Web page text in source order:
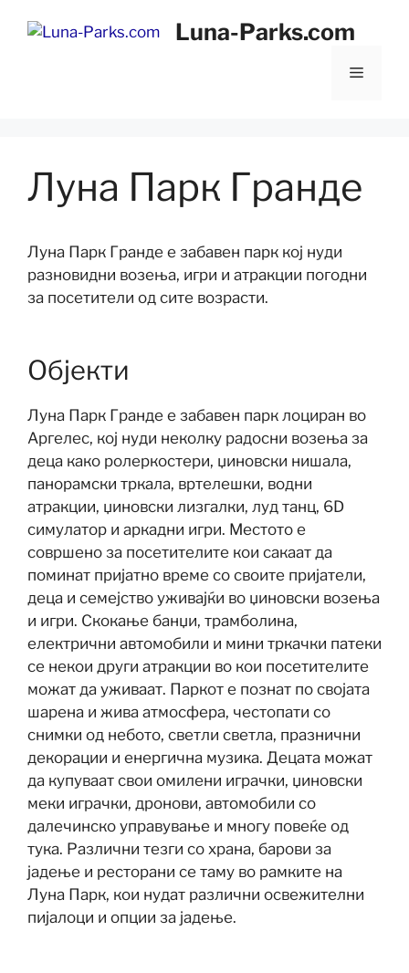
Luna-Parks.com
Мени
Луна Парк Гранде
Луна Парк Гранде е забавен парк кој нуди
разновидни возења, игри и атракции погодни
за посетители од сите возрасти.
Објекти
Луна Парк Гранде е забавен парк лоциран во
Аргелес, кој нуди неколку радосни возења за
деца како ролеркостери, џиновски нишала,
панорамски тркала, вртелешки, водни
атракции, џиновски лизгалки, луд танц, 6D
симулатор и аркадни игри. Местото е
совршено за посетителите кои сакаат да
поминат пријатно време со своите пријатели,
деца и семејство уживајќи во џиновски возења
и игри. Скокање банџи, трамболина,
електрични автомобили и мини тркачки патеки
се некои други атракции во кои посетителите
можат да уживаат. Паркот е познат по својата
шарена и жива атмосфера, честопати со
снимки од небото, светли светла, празнични
декорации и енергична музика. Децата можат
да купуваат свои омилени играчки, џиновски
меки играчки, дронови, автомобили со
далечинско управување и многу повеќе од
тука. Различни тезги со храна, барови за
јадење и ресторани се таму во рамките на
Луна Парк, кои нудат различни освежителни
пијалоци и опции за јадење.